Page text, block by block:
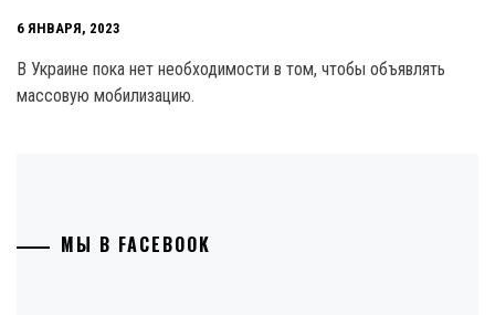
6 ЯНВАРЯ, 2023
В Украине пока нет необходимости в том, чтобы объявлять
массовую мобилизацию.
МЫ В FACEBOOK